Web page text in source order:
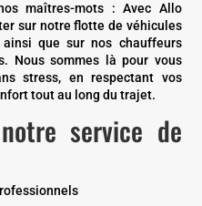
maîtres-mots : Avec Allo
sur notre flotte de véhicules
que sur nos chauffeurs
Nous sommes là pour vous
stress, en respectant vos
tout au long du trajet.
service de